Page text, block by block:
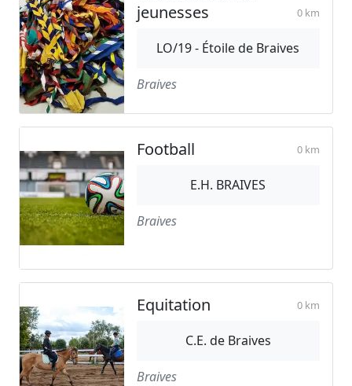
jeunesses
0 km
LO/19 - Étoile de Braives
Braives
Football 0 km
E.H. BRAIVES
Braives
Equitation 0 km
C.E. de Braives
Braives